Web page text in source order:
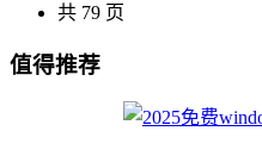
共 79 页
值得推荐